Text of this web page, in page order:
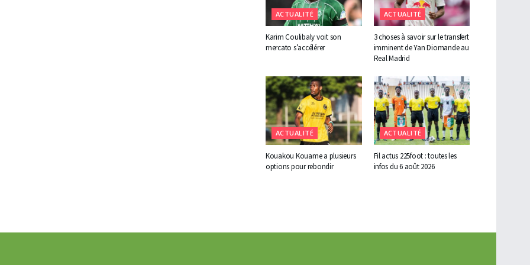
ACTUALITÉ
Karim Coulibaly voit son
mercato s’accélérer
ACTUALITÉ
3 choses à savoir sur le transfert
imminent de Yan Diomande au
Real Madrid
ACTUALITÉ
Kouakou Kouame a plusieurs
options pour rebondir
ACTUALITÉ
Fil actus 225foot : toutes les
infos du 6 août 2026